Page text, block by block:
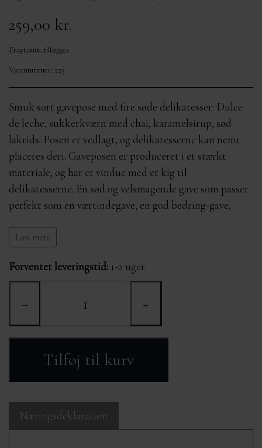
259,00 kr.
Fragt omk. tillægges
Varenummer: 225
Smuk sort gavepose med fire søde delikatesser: Dulce
de leche, sukkerkværn med chai, karamelsirup, sød
lakrids. Posen er vedlagt, og delikatesserne kan nemt
placeres deri. Gaveposen er produceret i et stærkt
materiale, og har et vindue med et kig til
delikatesserne. En sød og velsmagende gave som passer
perfekt som en værtindegave, en god bedring-gave,
DULCE DE LECHE (270 g) Ingredienser: Frisk
sødmælk (61%), sukker, 0% fedt summetmælkspulver
(8,4%). Næringsværdier per 100 g: Energi: 1281 kJ / 288
0,35 g
Læs mere
Forventet leveringstid: 1-2 uger
− +
Tilføj til kurv
Næringsdeklaration